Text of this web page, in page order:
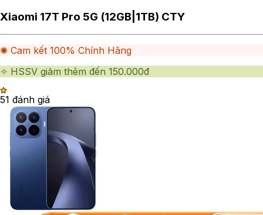
Xiaomi 17T Pro 5G (12GB|1TB) CTY
✺ Cam kết 100% Chính Hãng
✧ HSSV giảm thêm đến 150.000đ
51 đánh giá